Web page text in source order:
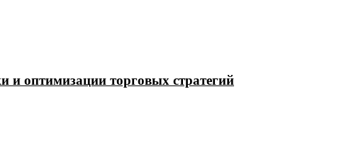
и оптимизации торговых стратегий